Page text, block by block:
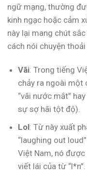
ngữ mạng, thường
kinh ngạc hoặc cảm
này lại mang chút
cách nói chuyện
Vãi: Trong tiếng
chảy ra ngoài một
“vãi nước mắt”
sự sợ hãi tột độ).
Lol: Từ này xuất
“laughing out
Việt Nam, nó
viết lái của từ “l*n”.